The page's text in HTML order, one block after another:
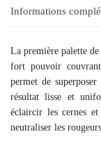
Informations
La première palette
fort pouvoir
permet de
résultat lisse et
éclaircir les cernes
neutraliser les